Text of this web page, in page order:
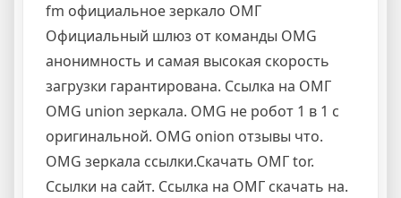
fm официальное зеркало ОМГ
Официальный шлюз от команды OMG
анонимность и самая высокая скорость
загрузки гарантирована. Ссылка на ОМГ
OMG union зеркала. OMG не робот 1 в 1 с
оригинальной. OMG onion отзывы что.
OMG зеркала ссылки.Скачать ОМГ tor.
Ссылки на сайт. Ссылка на ОМГ скачать на.